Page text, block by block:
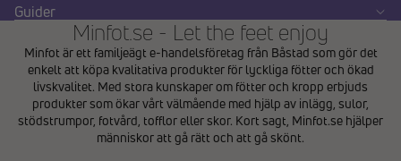
Guider
Minfot.se - Let the feet enjoy
Minfot är ett familjeägt e-handelsföretag från Båstad som gör det
enkelt att köpa kvalitativa produkter för lyckliga fötter och ökad
livskvalitet. Med stora kunskaper om fötter och kropp erbjuds
produkter som ökar vårt välmående med hjälp av inlägg, sulor,
stödstrumpor, fotvård, tofflor eller skor. Kort sagt, Minfot.se hjälper
människor att gå rätt och att gå skönt.